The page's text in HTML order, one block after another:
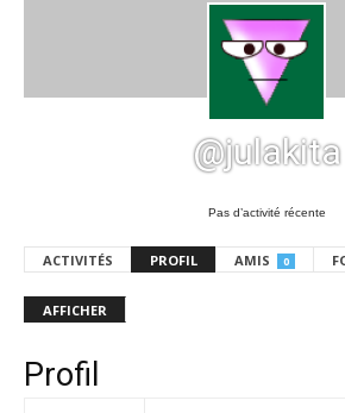
@julakita
Pas d’activité récente
ACTIVITÉS PROFIL AMIS 0
AFFICHER
Profil